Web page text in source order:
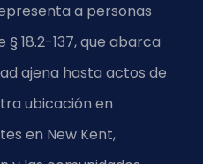
a personas
18.2-137, que abarca
ajena hasta actos de
ubicación en
en New Kent,